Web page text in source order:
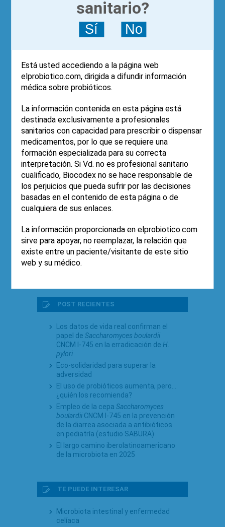
Recordar
¿Olvidaste tu contraseña?
¿Nuevo usuario?Clic aquí para registrarse
Fecha de última modificación del artículo:
15/11/2013
alimentos funcionales,
antibióticos,bacterias,
celiaquía,clostridium difficile,
cólico lactante,colitis,diarrea,
disbiosis,ESPGHAN,estudios,
formación acreditada,lactante,
Lactobacillus,microbiota
obesidad ,Pediatría, prebioticos,
prematuros, simbióticos
2 comentarios
Esta entrada está protegida. Introduzca la
POST RECIENTES
Los datos de vida real confirman el
papel de Saccharomyces boulardii
CNCM I-745 en la erradicación de H.
pylori
Eco-solidaridad para superar la
adversidad
El uso de probióticos aumenta, pero…
¿quién los recomienda?
Empleo de la cepa Saccharomyces
boulardii CNCM I-745 en la prevención
de la diarrea asociada a antibióticos
en pediatría (estudio SABURA)
El largo camino iberolatinoamericano
de la microbiota en 2025
TE PUEDE INTERESAR
Microbiota intestinal y enfermedad
celíaca
sanitario?
Sí No
Está usted accediendo a la página web
elprobiotico.com, dirigida a difundir información
médica sobre probióticos.
La información contenida en esta página está
destinada exclusivamente a profesionales
sanitarios con capacidad para prescribir o dispensar
medicamentos, por lo que se requiere una
formación especializada para su correcta
interpretación. Si Vd. no es profesional sanitario
cualificado, Biocodex no se hace responsable de
los perjuicios que pueda sufrir por las decisiones
basadas en el contenido de esta página o de
cualquiera de sus enlaces.
La información proporcionada en elprobiotico.com
sirve para apoyar, no reemplazar, la relación que
existe entre un paciente/visitante de este sitio
web y su médico.